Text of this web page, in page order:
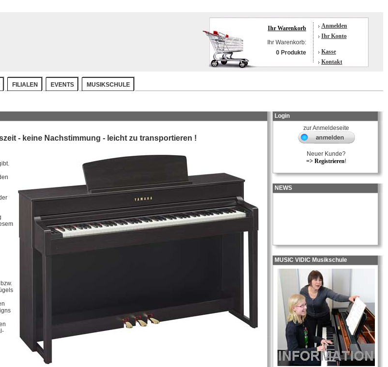
Ihr Warenkorb
Ihr Warenkorb:
0 Produkte
Anmelden
Ihr Konto
Kasse
Kontakt
FILIALEN EVENTS MUSIKSCHULE
- keine Nachstimmung - leicht zu transportieren !
Login
zur Anmeldeseite
Neuer Kunde?
=> Registrieren!
NEWS
MUSIC VIDIC Musikschule